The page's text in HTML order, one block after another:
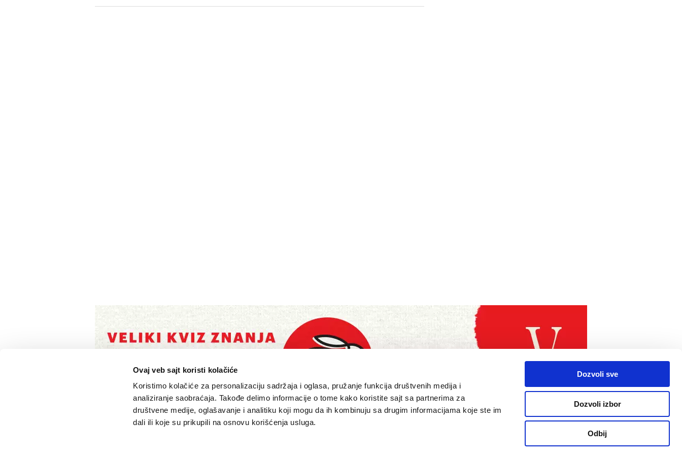
Ovaj veb sajt koristi kolačiće
Koristimo kolačiće za personalizaciju sadržaja i oglasa, pružanje funkcija društvenih medija i
analiziranje saobraćaja. Takođe delimo informacije o tome kako koristite sajt sa partnerima za
društvene medije, oglašavanje i analitiku koji mogu da ih kombinuju sa drugim informacijama koje ste im
dali ili koje su prikupili na osnovu korišćenja usluga.
Dozvoli sve
Dozvoli izbor
Odbij